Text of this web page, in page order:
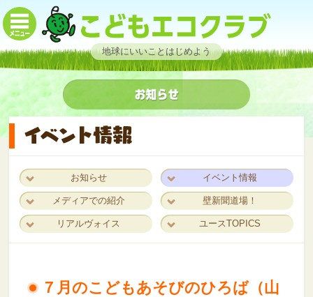
地球にいいことはじめよう
お知らせ イベント情報
メディアでの紹介 壁新聞道場！
リアルヴォイス ユースTOPICS
７月のこどもあそびのひろば（山